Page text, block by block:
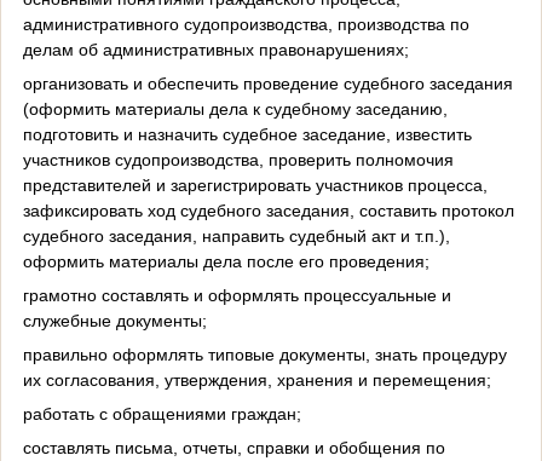
административного судопроизводства, производства по
делам об административных правонарушениях;
организовать и обеспечить проведение судебного заседания
(оформить материалы дела к судебному заседанию,
подготовить и назначить судебное заседание, известить
участников судопроизводства, проверить полномочия
представителей и зарегистрировать участников процесса,
зафиксировать ход судебного заседания, составить протокол
судебного заседания, направить судебный акт и т.п.),
оформить материалы дела после его проведения;
грамотно составлять и оформлять процессуальные и
служебные документы;
правильно оформлять типовые документы, знать процедуру
их согласования, утверждения, хранения и перемещения;
работать с обращениями граждан;
составлять письма, отчеты, справки и обобщения по